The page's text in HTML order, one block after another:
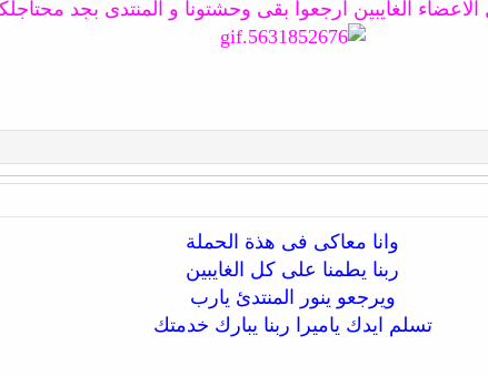
الاعضاء الغايبين ارجعوا بقى وحشتونا و المنتدى بجد
وانا معاكى فى هذة الحملة
ربنا يطمنا على كل الغايبين
ويرجعو ينور المنتدئ يارب
تسلم ايدك ياميرا ربنا يبارك خدمتك​